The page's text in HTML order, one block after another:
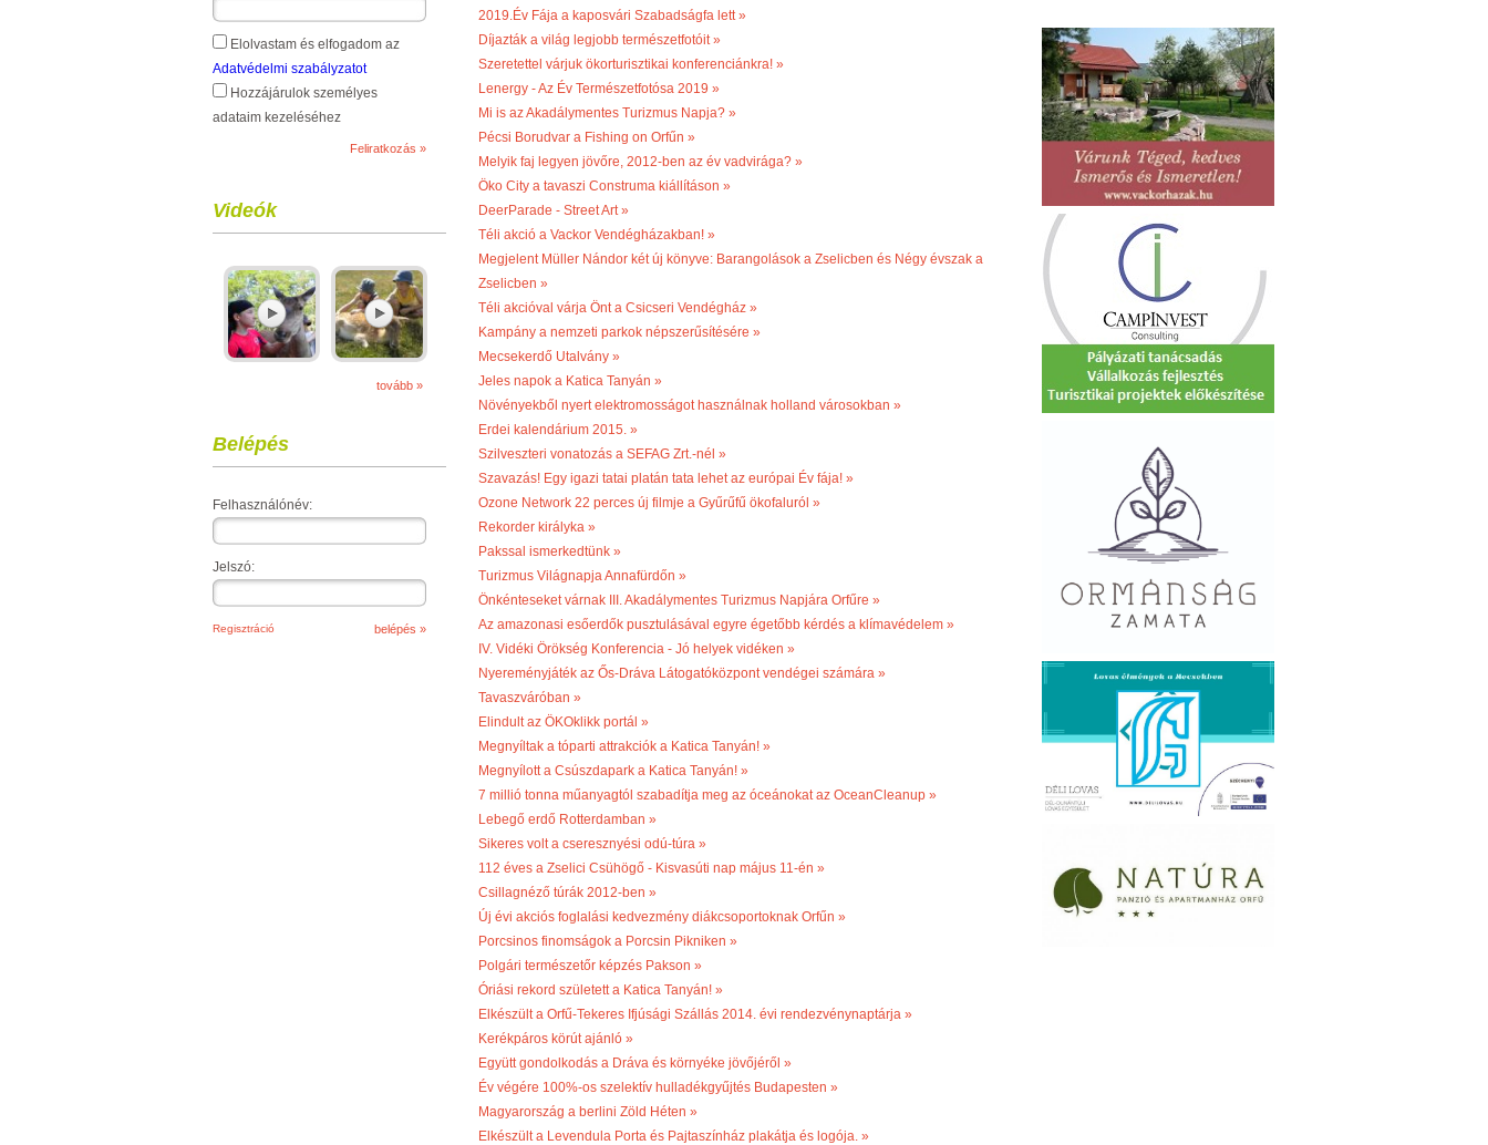
Elolvastam és elfogadom az
Adatvédelmi szabályzatot
Hozzájárulok személyes
adataim kezeléséhez
Videók
tovább »
Belépés
Felhasználónév:
Jelszó:
Regisztráció
2019.Év Fája a kaposvári Szabadságfa lett »
Díjazták a világ legjobb természetfotóit »
Szeretettel várjuk ökorturisztikai konferenciánkra! »
Lenergy - Az Év Természetfotósa 2019 »
Mi is az Akadálymentes Turizmus Napja? »
Pécsi Borudvar a Fishing on Orfűn »
Melyik faj legyen jövőre, 2012-ben az év vadvirága? »
Öko City a tavaszi Construma kiállításon »
DeerParade - Street Art »
Téli akció a Vackor Vendégházakban! »
Megjelent Müller Nándor két új könyve: Barangolások a Zselicben és Négy évszak a
Zselicben »
Téli akcióval várja Önt a Csicseri Vendégház »
Kampány a nemzeti parkok népszerűsítésére »
Mecsekerdő Utalvány »
Jeles napok a Katica Tanyán »
Növényekből nyert elektromosságot használnak holland városokban »
Erdei kalendárium 2015. »
Szilveszteri vonatozás a SEFAG Zrt.-nél »
Szavazás! Egy igazi tatai platán tata lehet az európai Év fája! »
Ozone Network 22 perces új filmje a Gyűrűfű ökofaluról »
Rekorder királyka »
Pakssal ismerkedtünk »
Turizmus Világnapja Annafürdőn »
Önkénteseket várnak III. Akadálymentes Turizmus Napjára Orfűre »
Az amazonasi esőerdők pusztulásával egyre égetőbb kérdés a klímavédelem »
IV. Vidéki Örökség Konferencia - Jó helyek vidéken »
Nyereményjáték az Ős-Dráva Látogatóközpont vendégei számára »
Tavaszváróban »
Elindult az ÖKOklikk portál »
Megnyíltak a tóparti attrakciók a Katica Tanyán! »
Megnyílott a Csúszdapark a Katica Tanyán! »
7 millió tonna műanyagtól szabadítja meg az óceánokat az OceanCleanup »
Lebegő erdő Rotterdamban »
Sikeres volt a cseresznyési odú-túra »
112 éves a Zselici Csühögő - Kisvasúti nap május 11-én »
Csillagnéző túrák 2012-ben »
Új évi akciós foglalási kedvezmény diákcsoportoknak Orfűn »
Porcsinos finomságok a Porcsin Pikniken »
Polgári természetőr képzés Pakson »
Óriási rekord született a Katica Tanyán! »
Elkészült a Orfű-Tekeres Ifjúsági Szállás 2014. évi rendezvénynaptárja »
Kerékpáros körút ajánló »
Együtt gondolkodás a Dráva és környéke jövőjéről »
Év végére 100%-os szelektív hulladékgyűjtés Budapesten »
Magyarország a berlini Zöld Héten »
Elkészült a Levendula Porta és Pajtaszínház plakátja és logója. »